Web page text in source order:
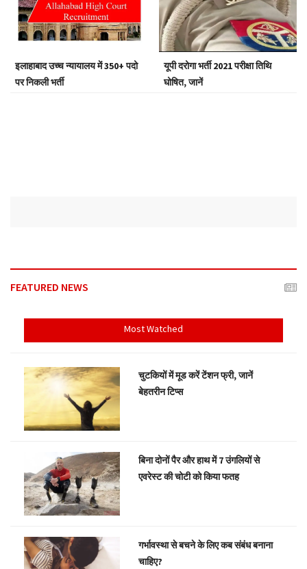
a
t
i
n
इलाहाबाद उच्च न्यायालय में 350+ पदो
पर निकली भर्ती
यूपी दरोगा भर्ती 2021 परीक्षा तिथि
घोषित, जानें
FEATURED NEWS
Most Watched
चुटकियों में मूड करें टेंशन फ्री, जानें
बेहतरीन टिप्स
बिना दोनों पैर और हाथ में 7 उंगलियों से
एवरेस्ट की चोटी को किया फतह
गर्भावस्था से बचने के लिए कब संबंध बनाना
चाहिए?